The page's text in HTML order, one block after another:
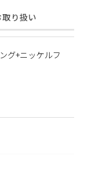
フトにもおすすめ
引き起こるアレル
作られた素材を指
します。
取り扱い
グ+ニッケルフ